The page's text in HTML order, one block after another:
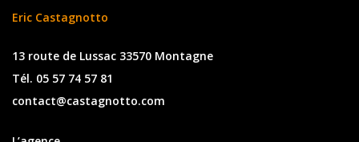
Eric Castagnotto
13 route de Lussac 33570 Montagne
Tél. 05 57 74 57 81
contact@castagnotto.com